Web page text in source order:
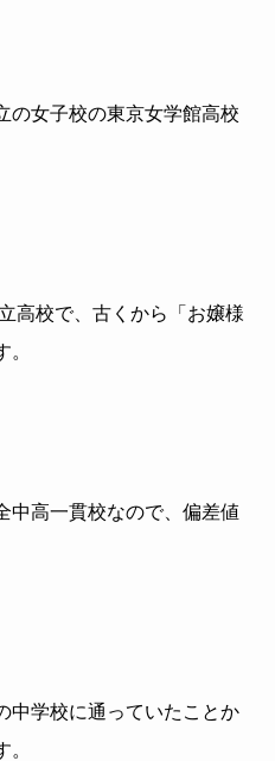
の女子校の東京女学館高校
高校で、古くから「お嬢様
中高一貫校なので、偏差値
中学校に通っていたことか